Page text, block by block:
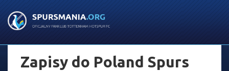
Zapisy do Poland Spurs